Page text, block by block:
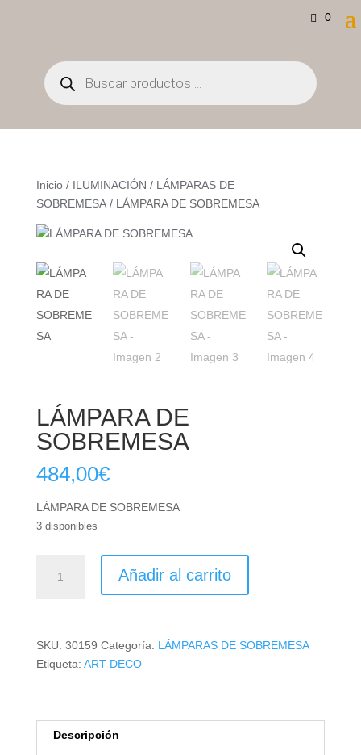
0
Búsqueda
de
productos
Inicio/ ILUMINACIÓN / LÁMPARAS DE
SOBREMESA/ LÁMPARA DE SOBREMESA
LÁMPARA DE
SOBREMESA
484,00€
LÁMPARA DE SOBREMESA
3 disponibles
Añadir al carrito
SKU: 30159 Categoría: LÁMPARAS DE SOBREMESA
Etiqueta: ART DECO
Descripción